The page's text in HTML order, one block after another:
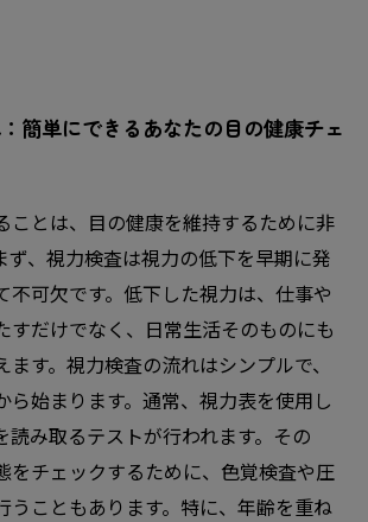
簡単にできるあなたの目の健康チェ
ことは、目の健康を維持するために非
ず、視力検査は視力の低下を早期に発
不可欠です。低下した視力は、仕事や
すだけでなく、日常生活そのものにも
す。視力検査の流れはシンプルで、
ら始まります。通常、視力表を使用し
読み取るテストが行われます。その
をチェックするために、色覚検査や圧
うこともあります。特に、年齢を重ね